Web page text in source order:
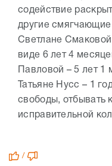
содействие
другие смягчающие
Светлане
виде 6 лет 4
Павловой – 5 лет
Татьяне Нусс – 1
свободы, отбывать
исправительной
/